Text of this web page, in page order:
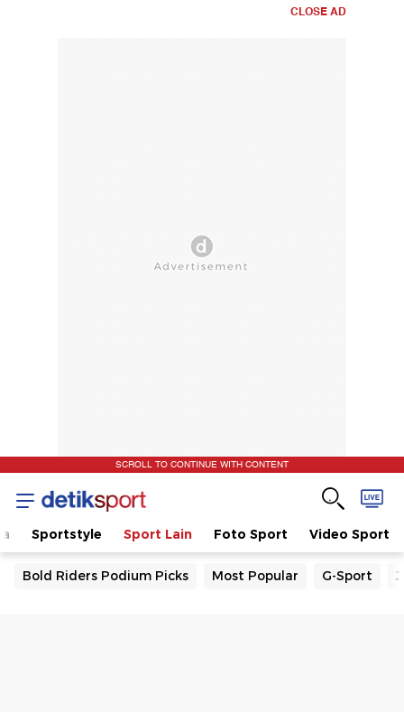
CLOSE AD
SCROLL TO CONTINUE WITH CONTENT
Sportstyle Sport Lain Foto Sport Video Sport
Bold Riders Podium Picks Most Popular G-Sport